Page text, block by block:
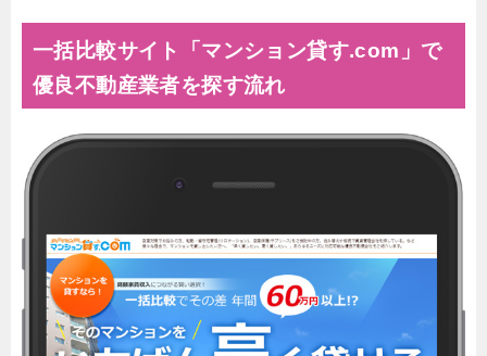
一括比較サイト「マンション貸す.com」で
優良不動産業者を探す流れ